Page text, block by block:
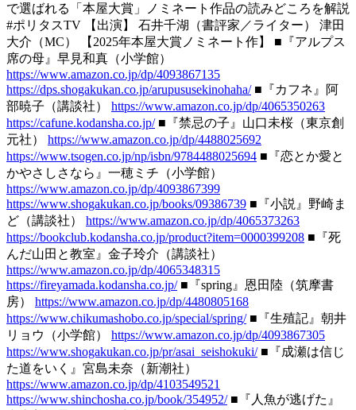
で選ばれる「本屋大賞」ノミネート作品の読みどころを解説
#ポリタスTV 【出演】 石井千湖（書評家／ライター） 津田
大介（MC） 【2025年本屋大賞ノミネート作】 ■『アルプス
席の母』早見和真（小学館）
https://www.amazon.co.jp/dp/4093867135
https://dps.shogakukan.co.jp/arupususekinohaha/■『カフネ』阿
部暁子（講談社） https://www.amazon.co.jp/dp/4065350263
https://cafune.kodansha.co.jp/■『禁忌の子』山口未桜（東京創
元社） https://www.amazon.co.jp/dp/4488025692
https://www.tsogen.co.jp/np/isbn/9784488025694 ■『恋とか愛と
かやさしさなら』一穂ミチ（小学館）
https://www.amazon.co.jp/dp/4093867399
https://www.shogakukan.co.jp/books/09386739 ■『小説』野崎ま
ど（講談社） https://www.amazon.co.jp/dp/4065373263
https://bookclub.kodansha.co.jp/product?item=0000399208 ■『死
んだ山田と教室』金子玲介（講談社）
https://www.amazon.co.jp/dp/4065348315
https://fireyamada.kodansha.co.jp/■『spring』恩田陸（筑摩書
房） https://www.amazon.co.jp/dp/4480805168
https://www.chikumashobo.co.jp/special/spring/■『生殖記』朝井
リョウ（小学館） https://www.amazon.co.jp/dp/4093867305
https://www.shogakukan.co.jp/pr/asai_seishokuki/■『成瀬は信じ
た道をいく』宮島未奈（新潮社）
https://www.amazon.co.jp/dp/4103549521
https://www.shinchosha.co.jp/book/354952/■『人魚が逃げた』